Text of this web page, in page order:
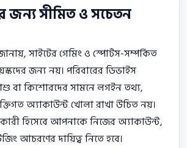
জন্য সীমিত ও সচেতন
সাইটের গেমিং ও স্পোর্টস-সম্পর্কিত
জন্য নয়। পরিবারের ডিভাইস
বা কিশোরদের সামনে লগইন তথ্য,
অ্যাকাউন্ট খোলা রাখা উচিত নয়।
হিসেবে আপনাকে নিজের অ্যাকাউন্ট,
আচরণের দায়িত্ব নিতে হবে।